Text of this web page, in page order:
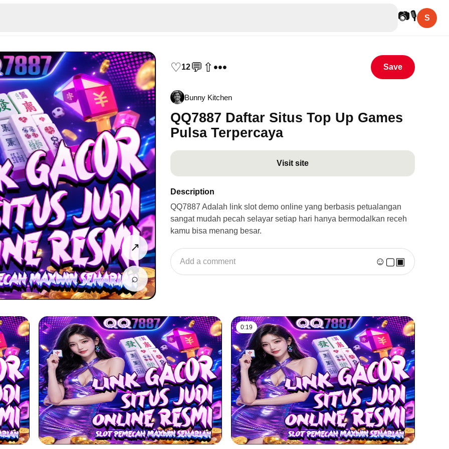
📷🎙 S
↗
⌕
♡12💬 ⇧••• Save
Bunny Kitchen
QQ7887 Daftar Situs Top Up Games
Pulsa Terpercaya
Visit site
Description
QQ7887 Adalah link slot demo online yang berbasis petualangan
sangat mudah pecah selayar setiap hari hanya bermodalkan receh
kamu bisa menang besar.
Add a comment ☺ ▢▣
0:19